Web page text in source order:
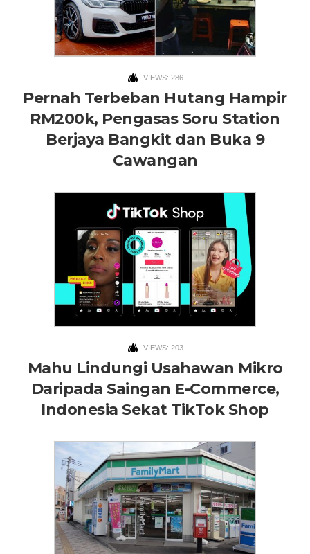
VIEWS: 286
Pernah Terbeban Hutang Hampir
RM200k, Pengasas Soru Station
Berjaya Bangkit dan Buka 9
Cawangan
VIEWS: 203
Mahu Lindungi Usahawan Mikro
Daripada Saingan E-Commerce,
Indonesia Sekat TikTok Shop